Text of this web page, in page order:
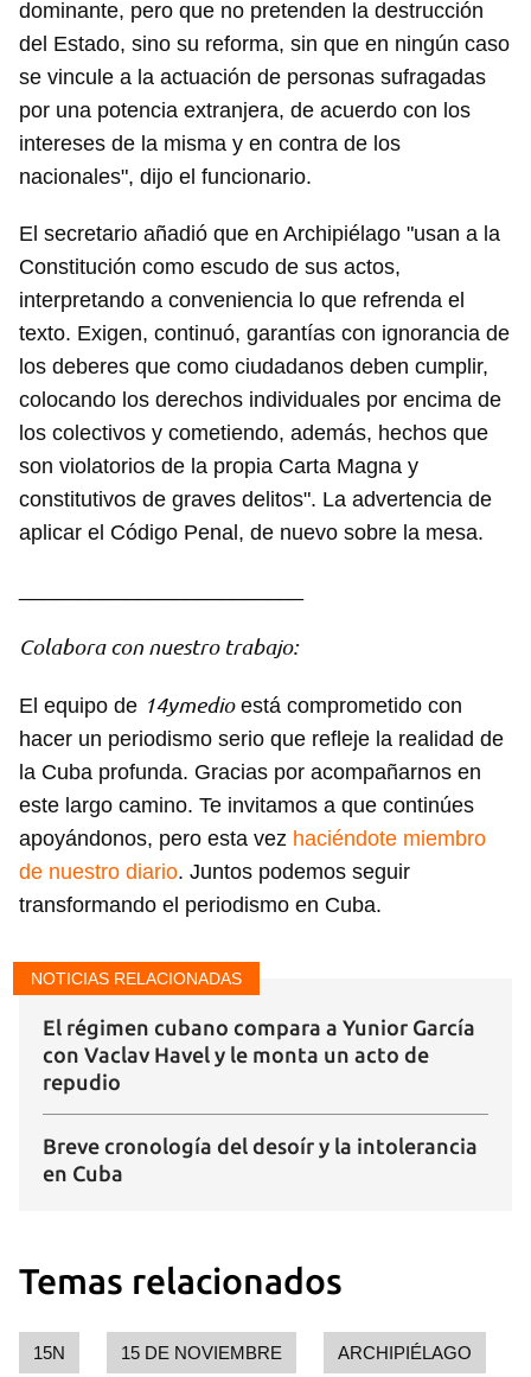
dominante, pero que no pretenden la destrucción
del Estado, sino su reforma, sin que en ningún caso
se vincule a la actuación de personas sufragadas
por una potencia extranjera, de acuerdo con los
intereses de la misma y en contra de los
nacionales", dijo el funcionario.
El secretario añadió que en Archipiélago "usan a la
Constitución como escudo de sus actos,
interpretando a conveniencia lo que refrenda el
texto. Exigen, continuó, garantías con ignorancia de
los deberes que como ciudadanos deben cumplir,
colocando los derechos individuales por encima de
los colectivos y cometiendo, además, hechos que
son violatorios de la propia Carta Magna y
constitutivos de graves delitos". La advertencia de
aplicar el Código Penal, de nuevo sobre la mesa.
Colabora con nuestro trabajo:
El equipo de 14ymedioestá comprometido con
hacer un periodismo serio que refleje la realidad de
la Cuba profunda. Gracias por acompañarnos en
este largo camino. Te invitamos a que continúes
apoyándonos, pero esta vez haciéndote miembro
de nuestro diario. Juntos podemos seguir
transformando el periodismo en Cuba.
NOTICIAS RELACIONADAS
El régimen cubano compara a Yunior García
con Vaclav Havel y le monta un acto de
repudio
Breve cronología del desoír y la intolerancia
en Cuba
Temas relacionados
15N 15 DE NOVIEMBRE ARCHIPIÉLAGO